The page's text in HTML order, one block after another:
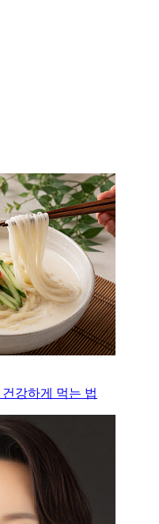
강하게 먹는 법